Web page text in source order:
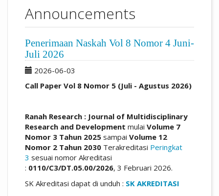
Announcements
Penerimaan Naskah Vol 8 Nomor 4 Juni-
Juli 2026
2026-06-03
Call Paper Vol 8 Nomor 5 (Juli - Agustus 2026)
Ranah Research : Journal of Multidisciplinary
Research and Development mulai Volume 7
Nomor 3 Tahun 2025 sampai Volume 12
Nomor 2 Tahun 2030 Terakreditasi Peringkat
3 sesuai nomor Akreditasi
: 0110/C3/DT.05.00/2026, 3 Februari 2026.
SK Akreditasi dapat di unduh : SK AKREDITASI